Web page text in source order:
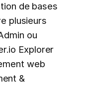
de bases
plusieurs
ou
Explorer
web
&